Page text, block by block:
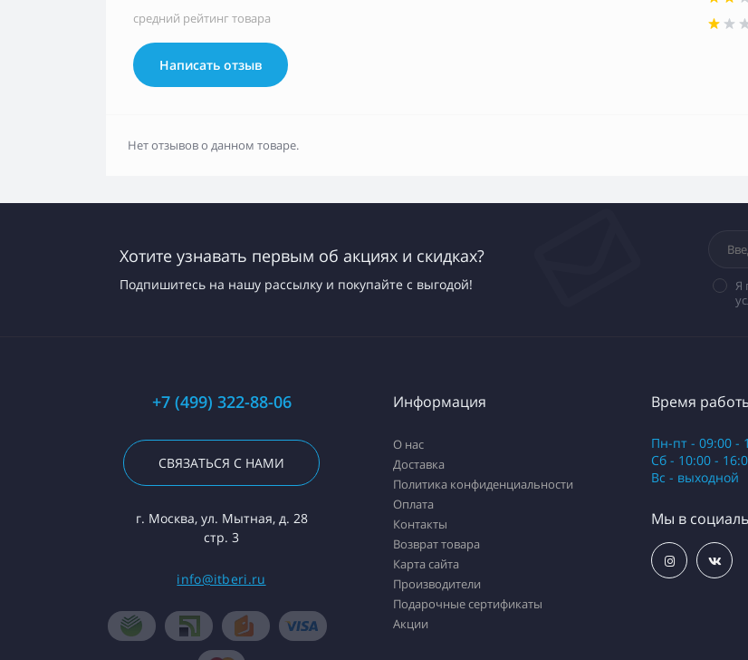
средний рейтинг товара
Написать отзыв
Нет отзывов о данном товаре.
Хотите узнавать первым об акциях и скидках?
Подпишитесь на нашу рассылку и покупайте с выгодой! Я
+7 (499) 322-88-06
СВЯЗАТЬСЯ С НАМИ
г. Москва, ул. Мытная, д. 28
стр. 3
info@itberi.ru
Информация
О нас
Доставка
Политика конфиденциальности
Оплата
Контакты
Возврат товара
Карта сайта
Производители
Подарочные сертификаты
Акции
Время
Пн-пт - 09:00 -
Сб - 10:00 -
Вс - выходной
Мы в